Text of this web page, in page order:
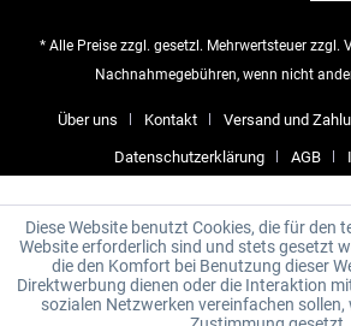
* Alle Preise zzgl. gesetzl. Mehrwertsteuer zzgl.
Nachnahmegebühren, wenn nicht
Über uns Kontakt Versand und
Datenschutzerklärung AGB
Diese Website benutzt Cookies, die für den
Website erforderlich sind und stets gesetzt
die den Komfort bei Benutzung dieser
Direktwerbung dienen oder die Interaktion
sozialen Netzwerken vereinfachen